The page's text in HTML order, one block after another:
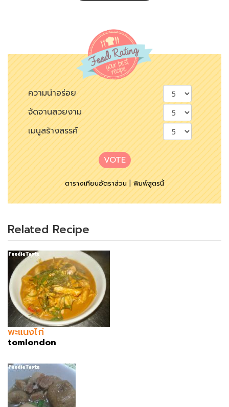
ความน่าอร่อย
จัดจานสวยงาม
เมนูสร้างสรรค์
VOTE
ตารางเทียบอัตราส่วน|พิมพ์สูตรนี้
Related Recipe
พะแนงไก่
tomlondon